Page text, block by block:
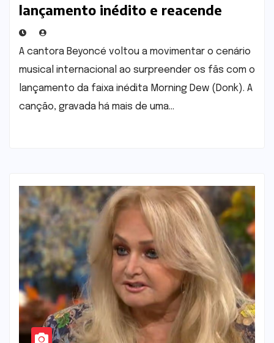
lançamento inédito e reacende
expectativa por novos projetos
A cantora Beyoncé voltou a movimentar o cenário
musical internacional ao surpreender os fãs com o
lançamento da faixa inédita Morning Dew (Donk). A
canção, gravada há mais de uma…